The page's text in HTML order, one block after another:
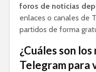
foros de noticias
enlaces o canales de
partidos de forma
¿Cuáles son
Telegram para